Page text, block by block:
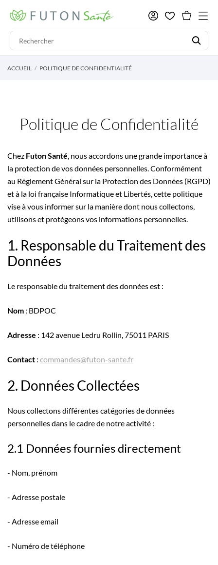
ACCUEIL POLITIQUE DE CONFIDENTIALITÉ
Politique de Confidentialité
Chez Futon Santé, nous accordons une grande importance à
la protection de vos données personnelles. Conformément
au Règlement Général sur la Protection des Données (RGPD)
et à la loi française Informatique et Libertés, cette politique
vise à vous informer sur la manière dont nous collectons,
utilisons et protégeons vos informations personnelles.
1. Responsable du Traitement des
Données
Le responsable du traitement des données est :
Nom : BDPOC
Adresse : 142 avenue Ledru Rollin, 75011 PARIS
Contact : commandes@futon-sante.fr
2. Données Collectées
Nous collectons différentes catégories de données
personnelles dans le cadre de notre activité :
2.1 Données fournies directement
- Nom, prénom
- Adresse postale
- Adresse email
- Numéro de téléphone